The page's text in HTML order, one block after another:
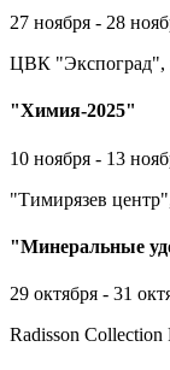
27 ноября - 28
ЦВК "Экспоград",
"Химия-2025"
10 ноября - 13
"Тимирязев
"Минеральные
29 октября - 31
Radisson Collection